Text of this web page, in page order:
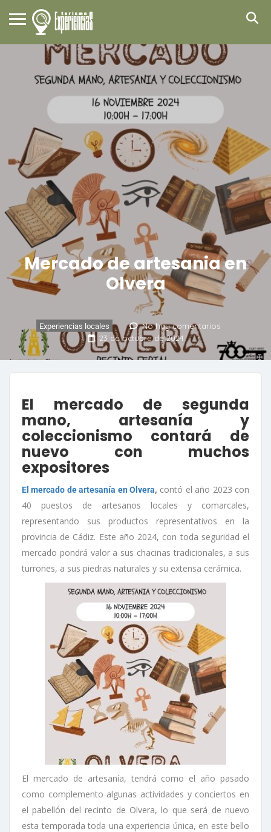
Mercado de artesania en
Olvera
Experiencias locales
No hay comentarios
23 de octubre de 2024
El mercado de segunda
mano, artesanía y
coleccionismo contará de
nuevo con muchos
expositores
El mercado de artesanía en Olvera, contó el año 2023 con
40 puestos de artesanos locales y comarcales,
representando sus productos representativos en la
provincia de Cádiz. Este año 2024, con toda seguridad el
mercado pondrá valor a sus chacinas tradicionales, a sus
turrones, a sus piedras naturales y su extensa cerámica.
El mercado de artesanía, tendrá como el año pasado
como complemento algunas actividades y conciertos en
el pabellón del recinto de Olvera, lo que será de nuevo
esta temporada toda una experiencia única, en este bello